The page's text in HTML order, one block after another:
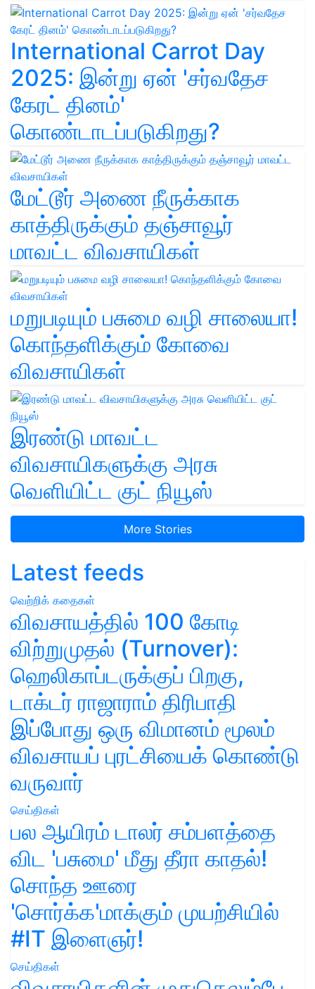
International Carrot Day
2025: இன்று ஏன் 'சர்வதேச
கேரட் தினம்'
கொண்டாடப்படுகிறது?
மேட்டூர் அணை நீருக்காக
காத்திருக்கும் தஞ்சாவூர்
மாவட்ட விவசாயிகள்
மறுபடியும் பசுமை வழி சாலையா!
கொந்தளிக்கும் கோவை
விவசாயிகள்
இரண்டு மாவட்ட
விவசாயிகளுக்கு அரசு
வெளியிட்ட குட் நியூஸ்
More Stories
Latest feeds
வெற்றிக் கதைகள்
விவசாயத்தில் 100 கோடி
விற்றுமுதல் (Turnover):
ஹெலிகாப்டருக்குப் பிறகு,
டாக்டர் ராஜாராம் திரிபாதி
இப்போது ஒரு விமானம் மூலம்
விவசாயப் புரட்சியைக் கொண்டு
வருவார்
செய்திகள்
பல ஆயிரம் டாலர் சம்பளத்தை
விட 'பசுமை' மீது தீரா காதல்!
சொந்த ஊரை
'சொர்க்க'மாக்கும் முயற்சியில்
#IT இளைஞர்!
செய்திகள்